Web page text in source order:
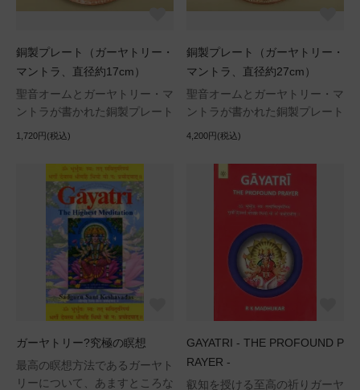
銅製プレート（ガーヤトリー・
マントラ、直径約17cm）
聖音オームとガーヤトリー・マ
ントラが書かれた銅製プレート
1,720円(税込)
銅製プレート（ガーヤトリー・
マントラ、直径約27cm）
聖音オームとガーヤトリー・マ
ントラが書かれた銅製プレート
4,200円(税込)
ガーヤトリー?究極の瞑想
最高の瞑想方法であるガーヤト
リーについて、あますところな
GAYATRI - THE PROFOUND P
RAYER -
叡知を授ける至高の祈りガーヤ